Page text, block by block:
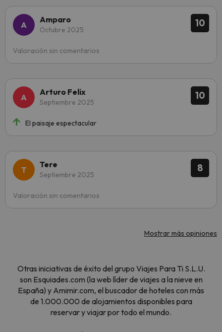
10
Amparo
Octubre 2025
Valoración sin comentarios
10
Arturo Felix
Septiembre 2025
El paisaje espectacular
8
Tere
Septiembre 2025
Valoración sin comentarios
Mostrar más opiniones
Otras iniciativas de éxito del grupo Viajes Para Ti S.L.U.
son Esquiades.com (la web líder de viajes a la nieve en
España) y Amimir.com, el buscador de hoteles con más
de 1.000.000 de alojamientos disponibles para
reservar y viajar por todo el mundo.